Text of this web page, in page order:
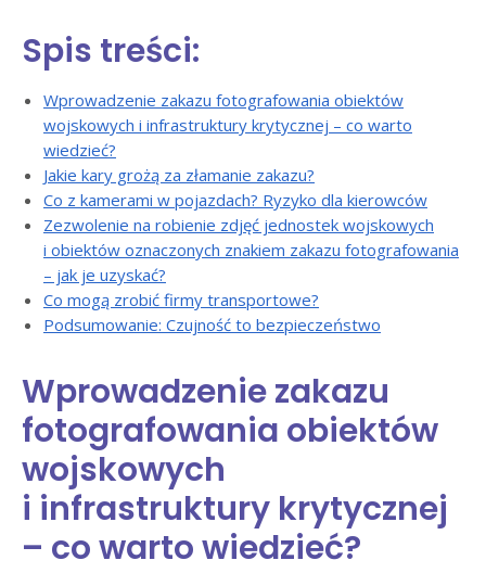
Spis treści:
Wprowadzenie zakazu fotografowania obiektów
wojskowych i infrastruktury krytycznej – co warto
wiedzieć?
Jakie kary grożą za złamanie zakazu?
Co z kamerami w pojazdach? Ryzyko dla kierowców
Zezwolenie na robienie zdjęć jednostek wojskowych
i obiektów oznaczonych znakiem zakazu fotografowania
– jak je uzyskać?
Co mogą zrobić firmy transportowe?
Podsumowanie: Czujność to bezpieczeństwo
Wprowadzenie zakazu
fotografowania obiektów
wojskowych
i infrastruktury krytycznej
– co warto wiedzieć?